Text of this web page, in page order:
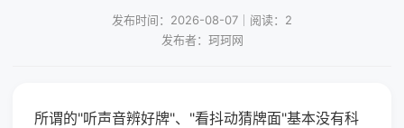
发布时间：2026-08-07｜阅读：2
发布者：珂珂网
所谓的"听声音辨好牌"、"看抖动猜牌面"基本没有科